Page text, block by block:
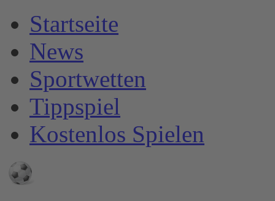
Startseite
News
Sportwetten
Tippspiel
Kostenlos Spielen